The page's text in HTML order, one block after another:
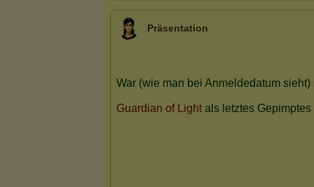
Präsentation